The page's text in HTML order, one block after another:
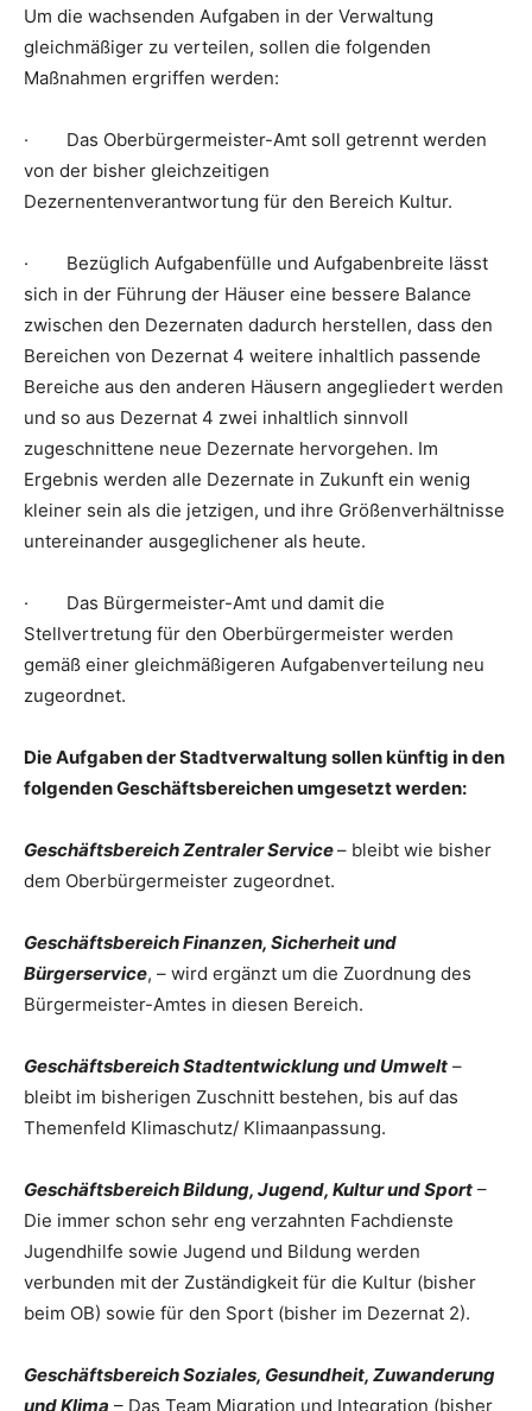
Um die wachsenden Aufgaben in der Verwaltung
gleichmäßiger zu verteilen, sollen die folgenden
Maßnahmen ergriffen werden:
· Das Oberbürgermeister-Amt soll getrennt werden
von der bisher gleichzeitigen
Dezernentenverantwortung für den Bereich Kultur.
· Bezüglich Aufgabenfülle und Aufgabenbreite lässt
sich in der Führung der Häuser eine bessere Balance
zwischen den Dezernaten dadurch herstellen, dass den
Bereichen von Dezernat 4 weitere inhaltlich passende
Bereiche aus den anderen Häusern angegliedert werden
und so aus Dezernat 4 zwei inhaltlich sinnvoll
zugeschnittene neue Dezernate hervorgehen. Im
Ergebnis werden alle Dezernate in Zukunft ein wenig
kleiner sein als die jetzigen, und ihre Größenverhältnisse
untereinander ausgeglichener als heute.
· Das Bürgermeister-Amt und damit die
Stellvertretung für den Oberbürgermeister werden
gemäß einer gleichmäßigeren Aufgabenverteilung neu
zugeordnet.
Die Aufgaben der Stadtverwaltung sollen künftig in den
folgenden Geschäftsbereichen umgesetzt werden:
Geschäftsbereich Zentraler Service– bleibt wie bisher
dem Oberbürgermeister zugeordnet.
Geschäftsbereich Finanzen, Sicherheit und
Bürgerservice, – wird ergänzt um die Zuordnung des
Bürgermeister-Amtes in diesen Bereich.
Geschäftsbereich Stadtentwicklung und Umwelt –
bleibt im bisherigen Zuschnitt bestehen, bis auf das
Themenfeld Klimaschutz/ Klimaanpassung.
Geschäftsbereich Bildung, Jugend, Kultur und Sport –
Die immer schon sehr eng verzahnten Fachdienste
Jugendhilfe sowie Jugend und Bildung werden
verbunden mit der Zuständigkeit für die Kultur (bisher
beim OB) sowie für den Sport (bisher im Dezernat 2).
Geschäftsbereich Soziales, Gesundheit, Zuwanderung
und Klima – Das Team Migration und Integration (bisher